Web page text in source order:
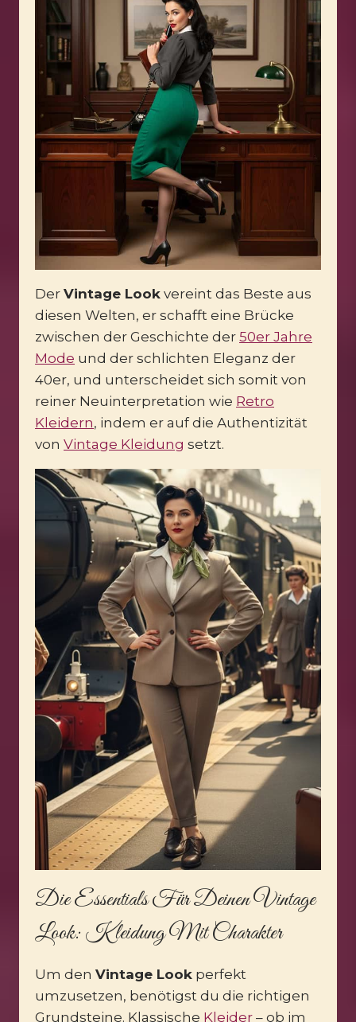
Der Vintage Look vereint das Beste aus
diesen Welten, er schafft eine Brücke
zwischen der Geschichte der 50er Jahre
Mode und der schlichten Eleganz der
40er, und unterscheidet sich somit von
reiner Neuinterpretation wie Retro
Kleidern, indem er auf die Authentizität
von Vintage Kleidung setzt.
Die Essentials Für Deinen Vintage
Look: Kleidung Mit Charakter
Um den Vintage Look perfekt
umzusetzen, benötigst du die richtigen
Grundsteine. Klassische Kleider – ob im